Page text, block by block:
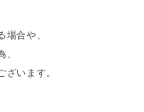
合や、
います。